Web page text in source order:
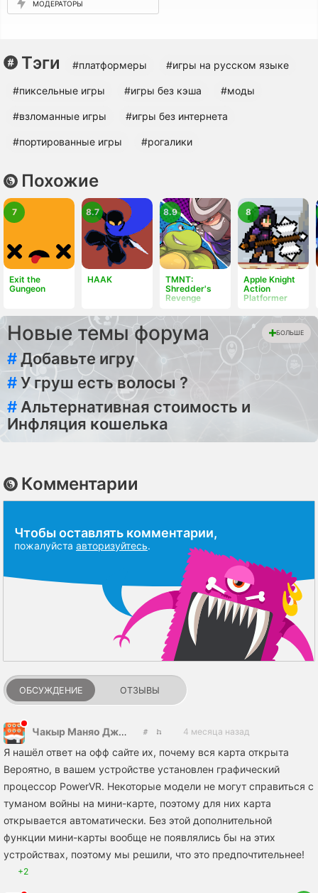
МОДЕРАТОРЫ
Тэги #платформеры #игры на русском языке
#пиксельные игры #игры без кэша #моды
#взломанные игры #игры без интернета
#портированные игры #рогалики
Похожие
Exit the
Gungeon
7
HAAK
8.7
TMNT:
Shredder's
Revenge
8.9
Apple Knight
Action
Platformer
8
Новые темы форума БОЛЬШЕ
#Добавьте игру
#У груш есть волосы ?
# Альтернативная стоимость и
Инфляция кошелька
Комментарии
Чтобы оставлять комментарии,
пожалуйста авторизуйтесь.
ОБСУЖДЕНИЕ ОТЗЫВЫ
Чакыр Маняо Джиджя 4 месяца назад
Я нашёл ответ на офф сайте их, почему вся карта открыта
Вероятно, в вашем устройстве установлен графический
процессор PowerVR. Некоторые модели не могут справиться с
туманом войны на мини-карте, поэтому для них карта
открывается автоматически. Без этой дополнительной
функции мини-карты вообще не появлялись бы на этих
устройствах, поэтому мы решили, что это предпочтительнее!
+2